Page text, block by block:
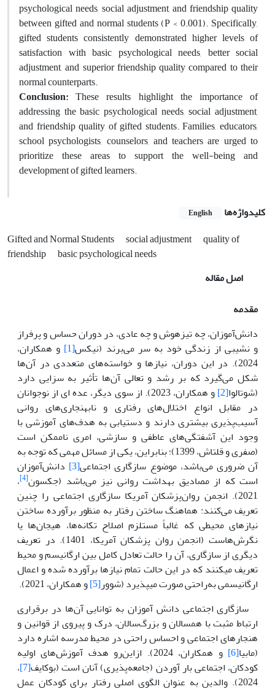
psychological needs, social adjustment, and friendship quality
between gifted and normal students (P < 0.001). Specifically,
gifted students consistently demonstrated higher levels of
satisfaction with basic psychological needs, better social
adjustment, and superior friendship quality compared to their
normal counterparts.
Conclusion: These results highlight the importance of
addressing the basic psychological needs, social adjustment,
and friendship quality of gifted students. Families, educators,
school psychologists, counselors, and teachers are urged to
prioritize these areas to support the well-being and
development of gifted learners.
کلیدواژه‌ها English
Gifted and Normal Students social adjustment quality of
friendship
basic psychological needs
اصل مقاله
مقدمه
دانش‌آموزان، چه تیزهوش و چه عادی، در دوران حساس و پرفراز
و نشیبی از زندگی خود به سر می‌برند (نیکس[1]
و همکاران،
2024). در این دوران، نیازها و خواسته‌های متعددی در آن‌ها
شکل می‌گیرد که بر رشد و تعالی آن‌ها تأثیر به سزایی دارد
(شوتالوا[2]
و همکاران، 2023). از سوی دیگر، عده ای از نوجوانان
در مقابل‌ انواع اختلال‌های رفتاری و نابهنجاری‌های روانی‌
آسیب‌پذیری بیشتری دارند و دستیابی‌ به‌ هدف‌های آموزشی‌ با
وجود این‌ آشفتگی‌های عاطفی‌ و سازشی‌، امری ناممکن‌ است
(صفری و قلتاش، 1399)‌؛ بنابراین،‌ یکی‌ از مسائل‌ مهمی‌ که‌ توجه‌ به‌
آن ضروری می‌باشد، موضوع سازگاری اجتماعی[3]
دانش‌آموزان
است‌ که‌ از مصادیق‌ بهداشت‌ روانی‌ نیز می‌باشد (جکسون[4] ،
2021). انجمن روان‌پزشکان
آمریکا سازگاری اجتماعی را چنین
تعریف می‌کنند: هماهنگ ساختن رفتار به ‌منظور برآورده ساختن
نیازهای محیطی که غالباً مستلزم اصلاح تکانه‌ها، هیجان‌ها یا
نگرش‌هاست (ان‍ج‍م‍ن‌ روان‌ پ‍زش‍ک‍ان‌ آم‍ری‍ک‍ا، 1401). در تعریف
دیگری از سازگاری، آن را حالت تعادل کامل بین ارگانیسم و محیط
تعریف می‏کنند که در این حالت تمام نیازها برآورده شده و اعمال
ارگانیسمی به‌راحتی صورت می‏پذیرد (شوور[5] و همکاران، 2021).
سازگاری اجتماعی دانش آموزان به توانایی آن‌ها در برقراری
ارتباط مثبت با همسالان و بزرگ‌سالان، درک و پیروی از قوانین و
هنجارهای اجتماعی و احساس راحتی در محیط مدرسه اشاره دارد
(مابیا[6]
و همکاران، 2024). ازاین‌رو هدف آموزش‌های اولیه
کودکان، اجتماعی بار آوردن (جامعه‌پذیری) آنان است (بوکایف[7] ،
2024). والدین به عنوان الگوی اصلی رفتار برای کودکان عمل